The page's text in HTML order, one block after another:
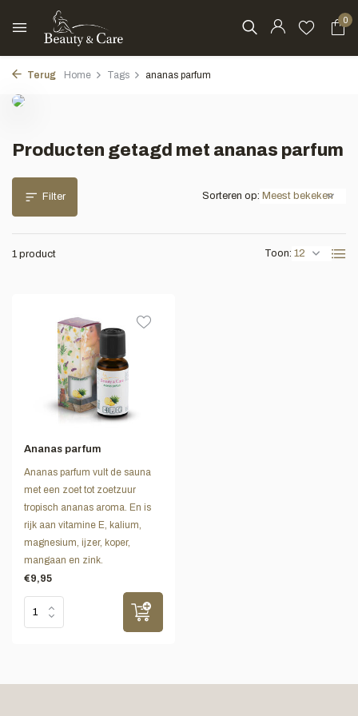
0
Terug Home Tags ananas parfum
Producten getagd met ananas parfum
Filter
1 product Toon:
Sorteren op:
Ananas parfum
Ananas parfum vult de sauna
met een zoet tot zoetzuur
tropisch ananas aroma. En is
rijk aan vitamine E, kalium,
magnesium, ijzer, koper,
mangaan en zink.
€9,95